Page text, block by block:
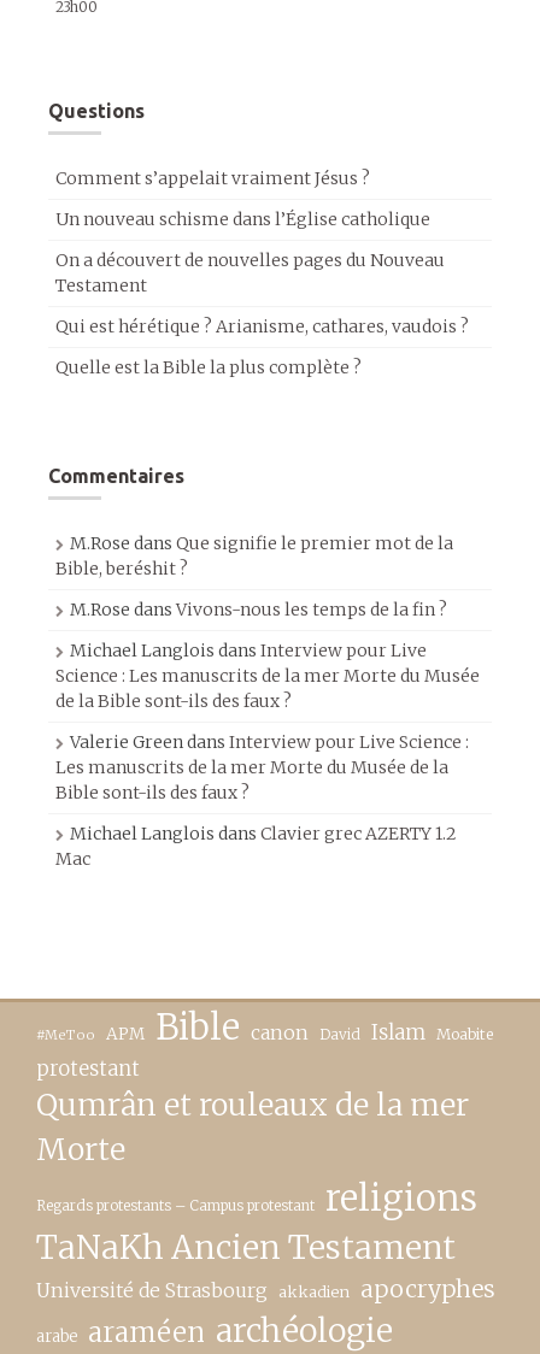
23h00
Questions
Comment s’appelait vraiment Jésus ?
Un nouveau schisme dans l’Église catholique
On a découvert de nouvelles pages du Nouveau
Testament
Qui est hérétique ? Arianisme, cathares, vaudois ?
Quelle est la Bible la plus complète ?
Commentaires
M.Rose dans Que signifie le premier mot de la
Bible, beréshit ?
M.Rose dansVivons-nous les temps de la fin ?
Michael Langlois dans Interview pour Live
Science : Les manuscrits de la mer Morte du Musée
de la Bible sont-ils des faux ?
Valerie Greendans Interview pour Live Science :
Les manuscrits de la mer Morte du Musée de la
Bible sont-ils des faux ?
Michael Langlois dans Clavier grec AZERTY 1.2
Mac
#MeToo APM Bible canon David Islam Moabite
protestant
Qumrân et rouleaux de la mer
Morte
Regards protestants – Campus protestant religions
TaNaKh Ancien Testament
Université de Strasbourg akkadien apocryphes
arabe araméen archéologie